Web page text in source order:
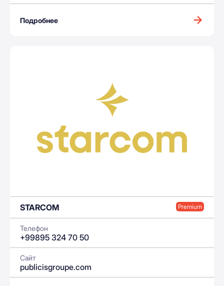
Подробнее
STARCOM Premium
Телефон
+99895 324 70 50
Сайт
publicisgroupe.com